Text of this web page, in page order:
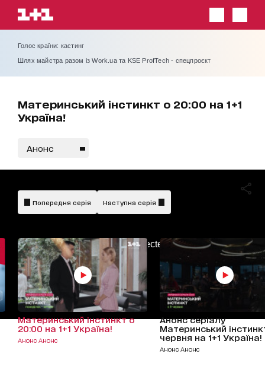
Голос країни: кастинг
Шлях майстра разом із Work.ua та KSE ProfTech - спецпроєкт
Материнський інстинкт о 20:00 на 1+1
Україна!
Анонс
AdBlockDetected!
Попередня серія Наступна серія
Материнський інстинкт о
20:00 на 1+1 Україна!
Анонс Анонс
Анонс серіалу
Материнський
червня на 1+1 Україна!
Анонс Анонс